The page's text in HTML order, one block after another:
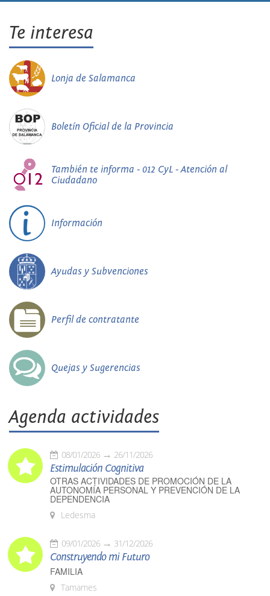
Te interesa
Lonja de Salamanca
Boletín Oficial de la Provincia
También te informa - 012 CyL - Atención al
Ciudadano
Información
Ayudas y Subvenciones
Perfil de contratante
Quejas y Sugerencias
Agenda actividades
08/01/2026 26/11/2026
Estimulación Cognitiva
OTRAS ACTIVIDADES DE PROMOCIÓN DE LA
AUTONOMÍA PERSONAL Y PREVENCIÓN DE LA
DEPENDENCIA
Ledesma
09/01/2026 31/12/2026
Construyendo mi Futuro
FAMILIA
Tamames